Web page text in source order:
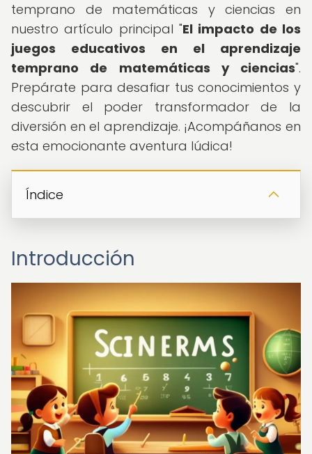
temprano de matemáticas y ciencias en
nuestro artículo principal "El impacto de los
juegos educativos en el aprendizaje
temprano de matemáticas y ciencias".
Prepárate para desafiar tus conocimientos y
descubrir el poder transformador de la
diversión en el aprendizaje. ¡Acompáñanos en
esta emocionante aventura lúdica!
Índice
Introducción